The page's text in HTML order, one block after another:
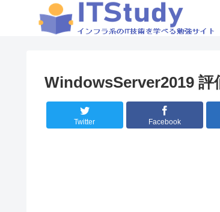
WindowsServer2019
Twitter Facebook